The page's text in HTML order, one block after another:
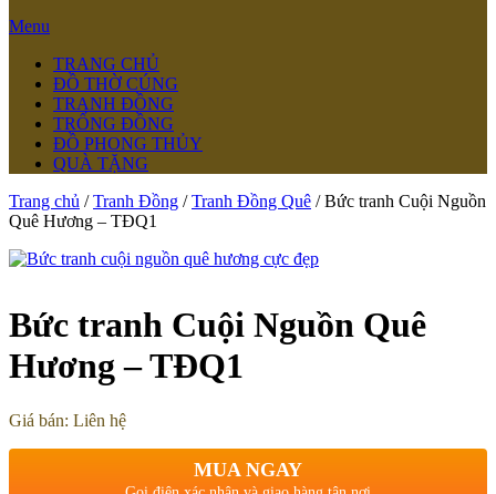
Menu
TRANG CHỦ
ĐỒ THỜ CÚNG
TRANH ĐỒNG
TRỐNG ĐỒNG
ĐỒ PHONG THỦY
QUÀ TẶNG
Trang chủ /Tranh Đồng /Tranh Đồng Quê / Bức tranh Cuội Nguồn
Quê Hương – TĐQ1
Bức tranh Cuội Nguồn Quê
Hương – TĐQ1
Giá bán: Liên hệ
MUA NGAY